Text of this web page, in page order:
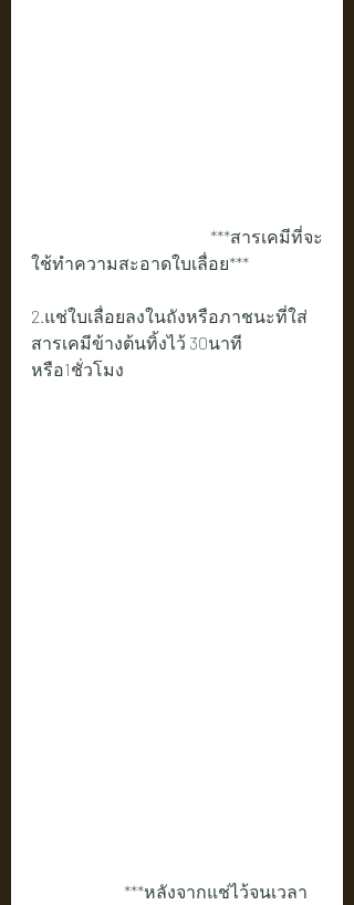
ใช้ทำความสะอาดใบเลื่อย***
2.แช่ใบเลื่อยลงในถังหรือภาชนะที่ใส่
สารเคมีข้างต้นทิ้งไว้ 30นาที
หรือ1ชั่วโมง